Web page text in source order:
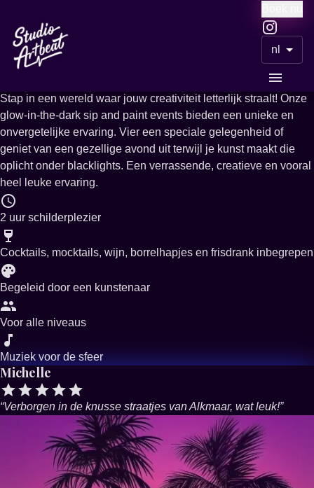
nl
Meer evenementen
Glow in the dark painting
Stap in een wereld waar jouw creativiteit letterlijk straalt! Onze
glow-in-the-dark sip and paint events bieden een unieke en
onvergetelijke ervaring. Vier een speciale gelegenheid of
geniet van een gezellige avond uit terwijl je kunst maakt die
oplicht onder blacklights. Een verrassende, creatieve en vooral
heel leuke ervaring.
2 uur schilderplezier
Cocktails, mocktails, wijn, borrelhapjes en frisdrank inbegrepen
Begeleid door een kunstenaar
Voor alle niveaus
Muziek voor de sfeer
Michelle
“Verborgen in de knusse straatjes van Alkmaar, wat leuk!”